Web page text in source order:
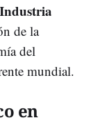
de la
del
mundial.
en